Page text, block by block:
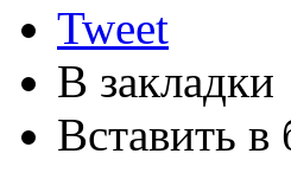
Tweet
В закладки
Вставить в